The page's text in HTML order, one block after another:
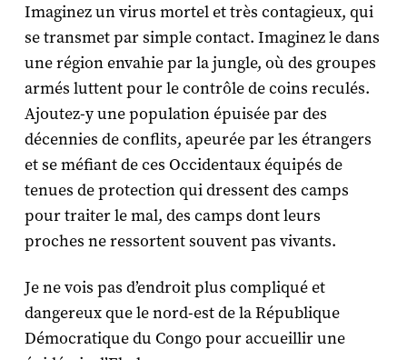
Imaginezun virus mortel et très contagieux, qui
se transmet par simple contact. Imaginez le dans
une région envahie par la jungle, où des groupes
armés luttent pour le contrôle de coins reculés.
Ajoutez-y une population épuisée par des
décennies de conflits, apeurée par les étrangers
et se méfiant de ces Occidentaux équipés de
tenues de protection qui dressent des camps
pour traiter le mal, des camps dont leurs
proches ne ressortent souvent pas vivants.
Je ne vois pas d’endroit plus compliqué et
dangereux que le nord-est de la République
Démocratique du Congo pour accueillir une